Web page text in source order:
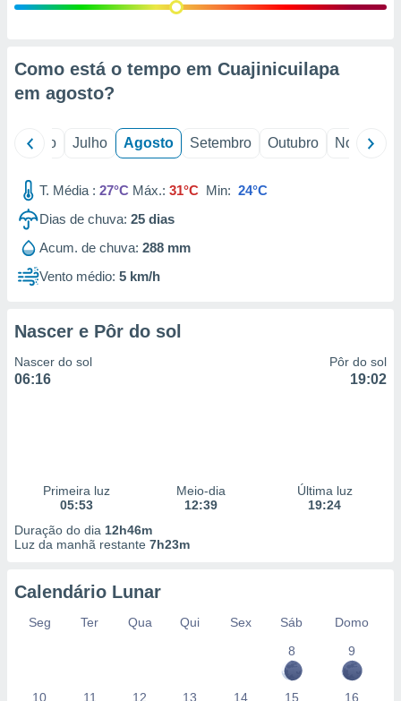
estudos
de
1199
Como está o tempo em Cuajinicuilapa
em agosto?
Junho Julho Agosto Setembro Outubro Novembro
T. Média : 27°C Máx.: 31°C Min: 24°C
Dias de chuva: 25 dias
Acum. de chuva: 288 mm
Vento médio: 5 km/h
Nascer e Pôr do sol
Nascer do sol
06:16
Pôr do sol
19:02
Primeira luz
05:53
Meio-dia
12:39
Última luz
19:24
Duração do dia 12h46m
Luz da manhã restante 7h23m
Calendário Lunar
Seg Ter Qua Qui Sex Sáb
Domo
8
9
10 11 12 13 14 15 16